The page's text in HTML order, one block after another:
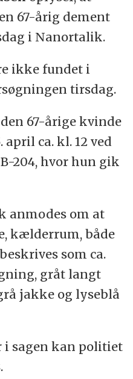
67-årig dement
i Nanortalik.
ikke fundet i
tirsdag.
67-årige kvinde
april ca. kl. 12 ved
204, hvor hun gik
anmodes om at
kælderrum, både
som ca.
gråt langt
jakke og lyseblå
i sagen kan politiet